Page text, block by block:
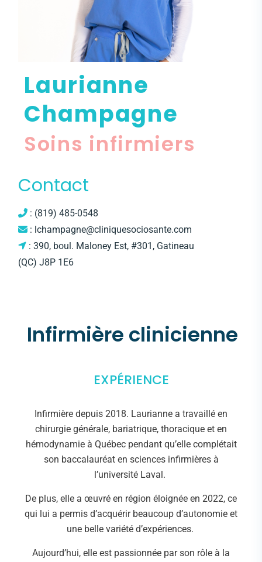
Laurianne
Champagne
Soins infirmiers
Contact
: (819) 485-0548
: lchampagne@cliniquesociosante.com
: 390, boul. Maloney Est, #301, Gatineau
(QC) J8P 1E6
Infirmière clinicienne
EXPÉRIENCE
Infirmière depuis 2018. Laurianne a travaillé en
chirurgie générale, bariatrique, thoracique et en
hémodynamie à Québec pendant qu’elle complétait
son baccalauréat en sciences infirmières à
l’université Laval.
De plus, elle a œuvré en région éloignée en 2022, ce
qui lui a permis d’acquérir beaucoup d’autonomie et
une belle variété d’expériences.
Aujourd’hui, elle est passionnée par son rôle à la